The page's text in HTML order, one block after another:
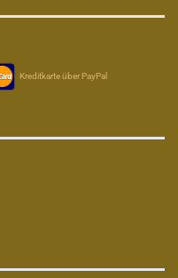
Kreditkarte über PayPal